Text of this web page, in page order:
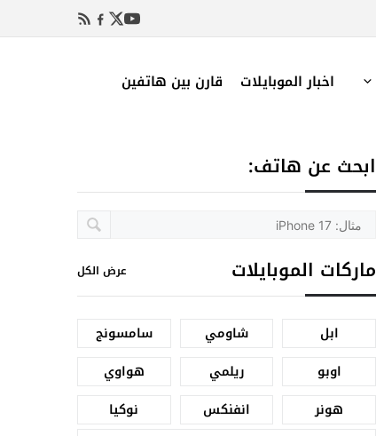
اخبار الموبايلات قارن بين هاتفين
ابحث عن هاتف:
ماركات الموبايلات عرض الكل
ابل شاومي
سامسونج
اوبو
ريلمي
هواوي
هونر
انفنكس
نوكيا